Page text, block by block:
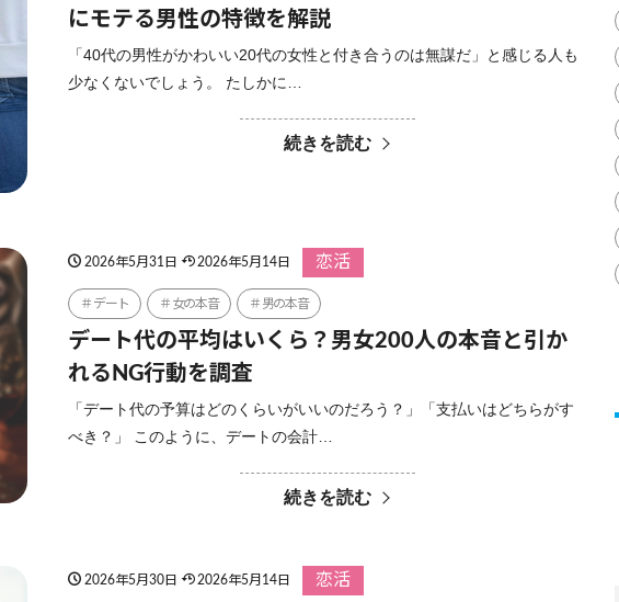
にモテる男性の特徴を解説
「40代の男性がかわいい20代の女性と付き合うのは無謀だ」と感じる人も
少なくないでしょう。 たしかに…
続きを読む
2026年5月31日 2026年5月14日 恋活
デート 女の本音 男の本音
デート代の平均はいくら？男女200人の本音と引か
れるNG行動を調査
「デート代の予算はどのくらいがいいのだろう？」「支払いはどちらがす
べき？」 このように、デートの会計…
続きを読む
2026年5月30日 2026年5月14日 恋活